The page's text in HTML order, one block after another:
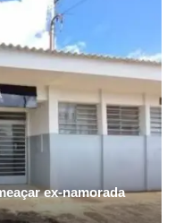
ex-namorada